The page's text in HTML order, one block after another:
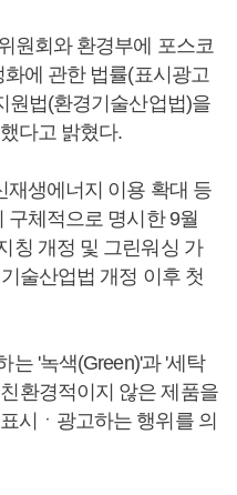
원회와 환경부에 포스코
에 관한 법률(표시광고
원법(환경기술산업법)을
다고 밝혔다.
재생에너지 이용 확대 등
구체적으로 명시한 9월
칭 개정 및 그린워싱 가
술산업법 개정 이후 첫
는 '녹색(Green)'과 '세탁
환경적이지 않은 제품을
시ㆍ광고하는 행위를 의